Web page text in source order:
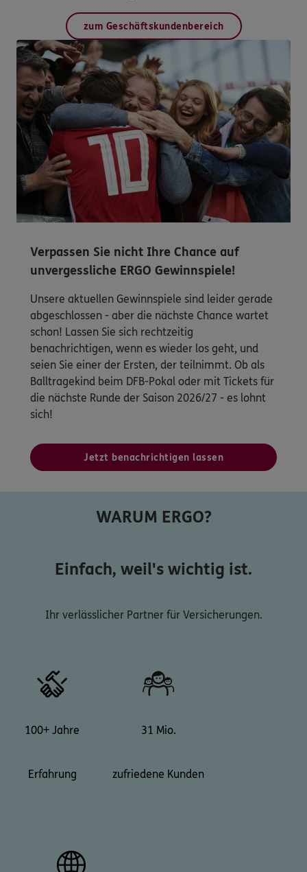
zum Geschäftskundenbereich
Verpassen Sie nicht Ihre Chance auf
unvergessliche ERGO Gewinnspiele!
Unsere aktuellen Gewinnspiele sind leider gerade
abgeschlossen - aber die nächste Chance wartet
schon! Lassen Sie sich rechtzeitig
benachrichtigen, wenn es wieder los geht, und
seien Sie einer der Ersten, der teilnimmt. Ob als
Balltragekind beim DFB-Pokal oder mit Tickets für
die nächste Runde der Saison 2026/27 - es lohnt
sich!
Jetzt benachrichtigen lassen
WARUM ERGO?
Einfach, weil's wichtig ist.
Ihr verlässlicher Partner für Versicherungen.
100+ Jahre
Erfahrung
31 Mio.
zufriedene Kunden